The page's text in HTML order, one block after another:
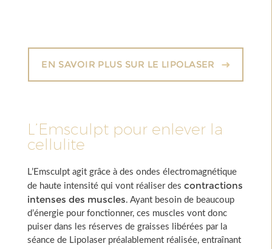
EN SAVOIR PLUS SUR LE LIPOLASER
L’Emsculpt pour enlever la
cellulite
L’Emsculpt agit grâce à des ondes électromagnétique
de haute intensité qui vont réaliser des contractions
intenses des muscles. Ayant besoin de beaucoup
d’énergie pour fonctionner, ces muscles vont donc
puiser dans les réserves de graisses libérées par la
séance de Lipolaser préalablement réalisée, entraînant